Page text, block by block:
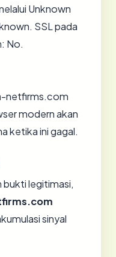
Unknown
SSL pada
No.
netfirms.com
modern akan
ketika ini gagal.
bukti legitimasi,
sinyal